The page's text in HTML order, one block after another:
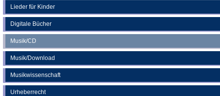
Lieder für Kinder
Digitale Bücher
Musik/CD
Musik/Download
Musikwissenschaft
Urheberrecht